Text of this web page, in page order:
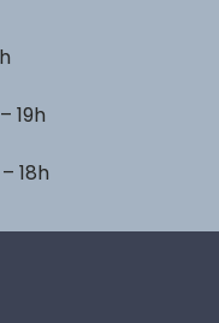
19h
18h